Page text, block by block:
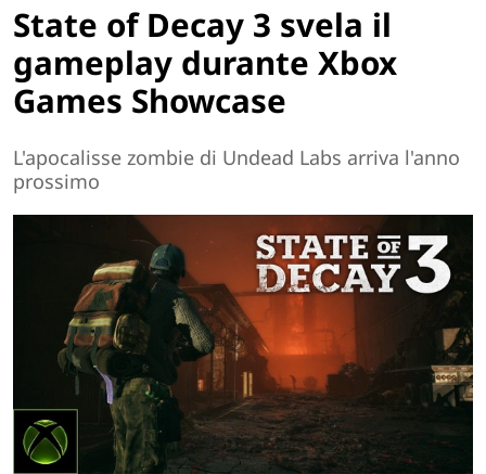
State of Decay 3 svela il
gameplay durante Xbox
Games Showcase
L'apocalisse zombie di Undead Labs arriva l'anno
prossimo